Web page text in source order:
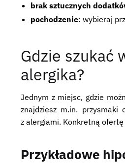
brak sztucznych
pochodzenie: wybieraj
Gdzie szukać
alergika?
Jednym z miejsc, gdzie
znajdziesz m.in.
z alergiami. Konkretną
Przykładowe